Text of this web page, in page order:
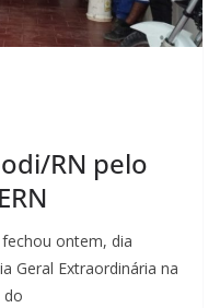
RN pelo
fechou ontem, dia
Geral Extraordinária na
do